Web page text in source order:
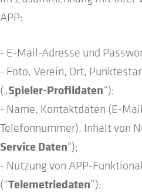
APP:
- E-Mail-Adresse und
- Foto, Verein, Ort,
(„Spieler-Profildaten“);
- Name, Kontaktdaten (E-
Telefonnummer), Inhalt von
Service Daten");
- Nutzung von APP-
(“Telemetriedaten”);